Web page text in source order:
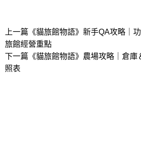
上一篇 《貓旅館物語》新手QA攻略｜
旅館經營重點
下一篇 《貓旅館物語》農場攻略｜倉
照表